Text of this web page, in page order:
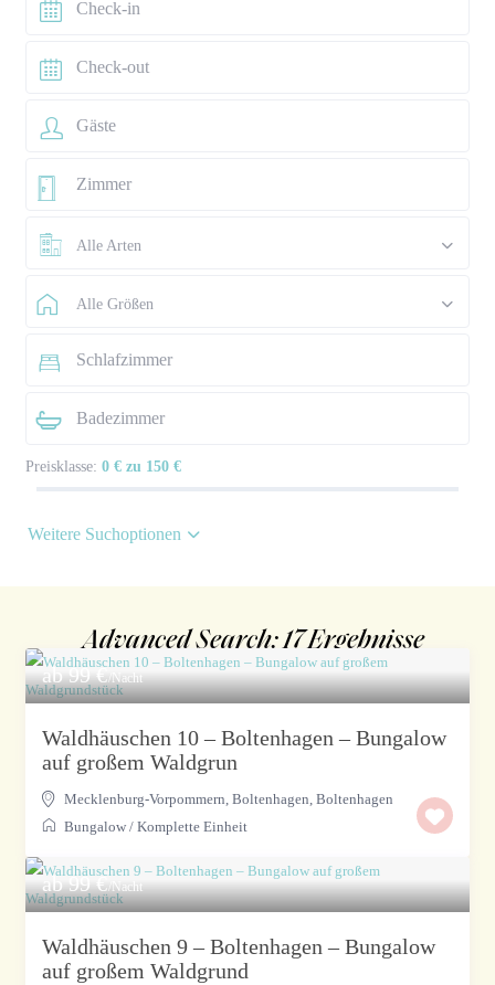
Alle Arten
Alle Größen
Preisklasse: 0 € zu 150 €
Weitere Suchoptionen
Advanced Search: 17 Ergebnisse
ab 99 €/Nacht
Waldhäuschen 10 – Boltenhagen – Bungalow
auf großem Waldgrun
Mecklenburg-Vorpommern, Boltenhagen,Boltenhagen
Bungalow /Komplette Einheit
ab 99 €/Nacht
Waldhäuschen 9 – Boltenhagen – Bungalow
auf großem Waldgrund